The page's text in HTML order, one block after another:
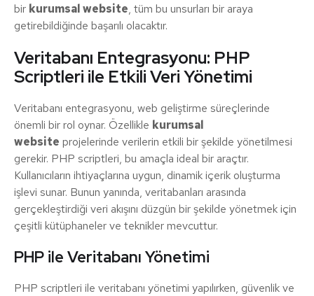
bir kurumsal website, tüm bu unsurları bir araya
getirebildiğinde başarılı olacaktır.
Veritabanı Entegrasyonu: PHP
Scriptleri ile Etkili Veri Yönetimi
Veritabanı entegrasyonu, web geliştirme süreçlerinde
önemli bir rol oynar. Özellikle kurumsal
website projelerinde verilerin etkili bir şekilde yönetilmesi
gerekir. PHP scriptleri, bu amaçla ideal bir araçtır.
Kullanıcıların ihtiyaçlarına uygun, dinamik içerik oluşturma
işlevi sunar. Bunun yanında, veritabanları arasında
gerçekleştirdiği veri akışını düzgün bir şekilde yönetmek için
çeşitli kütüphaneler ve teknikler mevcuttur.
PHP ile Veritabanı Yönetimi
PHP scriptleri ile veritabanı yönetimi yapılırken, güvenlik ve